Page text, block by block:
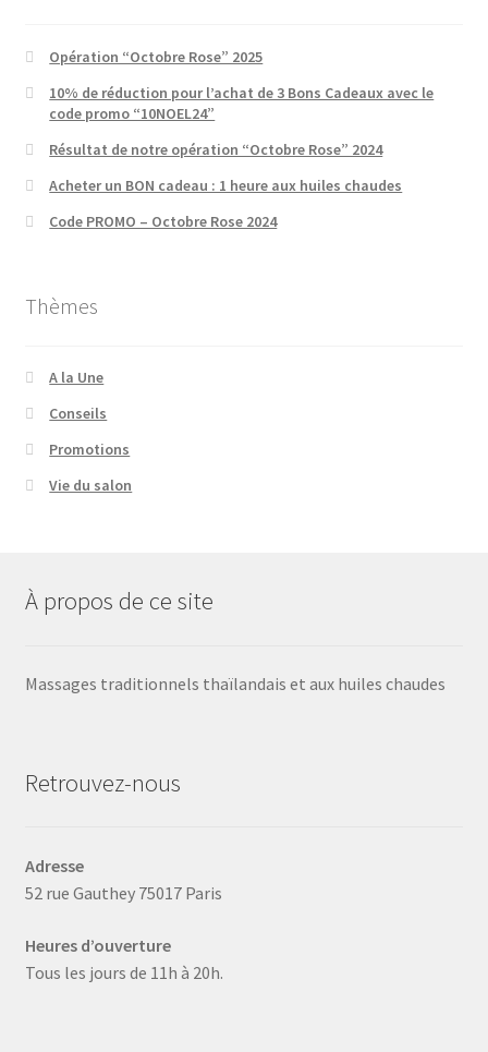
Opération “Octobre Rose” 2025
10% de réduction pour l’achat de 3 Bons Cadeaux avec le
code promo “10NOEL24”
Résultat de notre opération “Octobre Rose” 2024
Acheter un BON cadeau : 1 heure aux huiles chaudes
Code PROMO – Octobre Rose 2024
Thèmes
A la Une
Conseils
Promotions
Vie du salon
À propos de ce site
Massages traditionnels thaïlandais et aux huiles chaudes
Retrouvez-nous
Adresse
52 rue Gauthey 75017 Paris
Heures d’ouverture
Tous les jours de 11h à 20h.